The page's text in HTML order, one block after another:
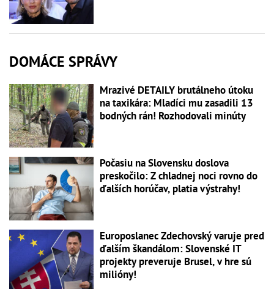
DOMÁCE SPRÁVY
Mrazivé DETAILY brutálneho útoku
na taxikára: Mladíci mu zasadili 13
bodných rán! Rozhodovali minúty
Počasiu na Slovensku doslova
preskočilo: Z chladnej noci rovno do
ďalších horúčav, platia výstrahy!
Europoslanec Zdechovský varuje pred
ďalším škandálom: Slovenské IT
projekty preveruje Brusel, v hre sú
milióny!